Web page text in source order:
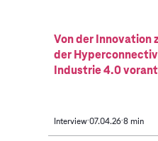
Von der Innovation
der
Industrie 4.0
Interview 07.04.26 8 min